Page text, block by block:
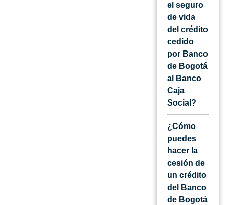
el seguro
de vida
del crédito
cedido
por Banco
de Bogotá
al Banco
Caja
Social?
¿Cómo
puedes
hacer la
cesión de
un crédito
del Banco
de Bogotá